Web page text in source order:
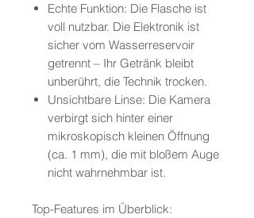
Echte Funktion: Die Flasche ist
voll nutzbar. Die Elektronik ist
sicher vom Wasserreservoir
getrennt – Ihr Getränk bleibt
unberührt, die Technik trocken.
Unsichtbare Linse: Die Kamera
verbirgt sich hinter einer
mikroskopisch kleinen Öffnung
(ca. 1 mm), die mit bloßem Auge
nicht wahrnehmbar ist.
Top-Features im Überblick: